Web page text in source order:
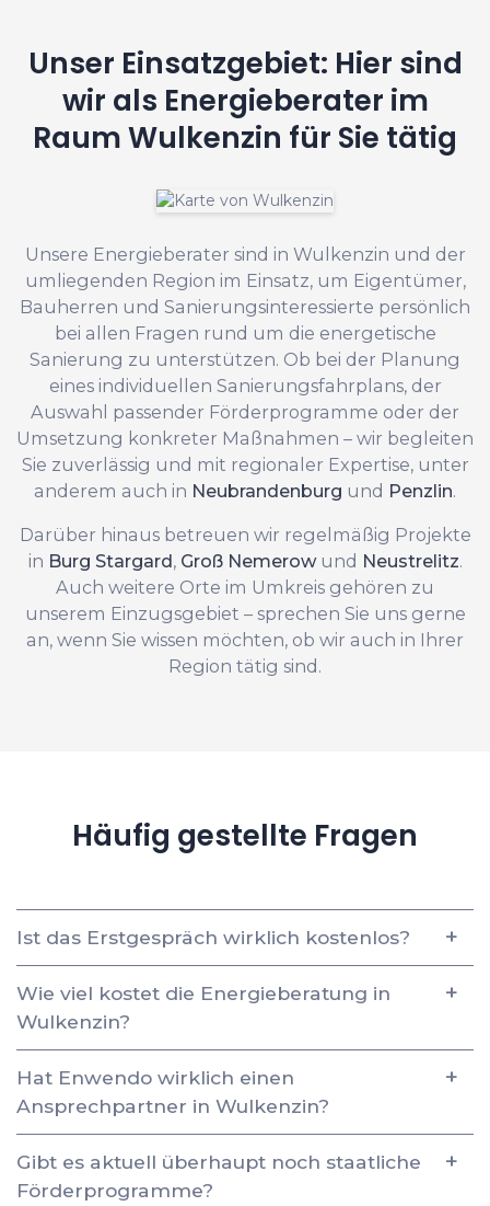
Unser Einsatzgebiet: Hier sind
wir als Energieberater im
Raum Wulkenzin für Sie tätig
Unsere Energieberater sind in Wulkenzin und der
umliegenden Region im Einsatz, um Eigentümer,
Bauherren und Sanierungsinteressierte persönlich
bei allen Fragen rund um die energetische
Sanierung zu unterstützen. Ob bei der Planung
eines individuellen Sanierungsfahrplans, der
Auswahl passender Förderprogramme oder der
Umsetzung konkreter Maßnahmen – wir begleiten
Sie zuverlässig und mit regionaler Expertise, unter
anderem auch in Neubrandenburg und Penzlin.
Darüber hinaus betreuen wir regelmäßig Projekte
in Burg Stargard, Groß Nemerowund Neustrelitz.
Auch weitere Orte im Umkreis gehören zu
unserem Einzugsgebiet – sprechen Sie uns gerne
an, wenn Sie wissen möchten, ob wir auch in Ihrer
Region tätig sind.
Häufig gestellte Fragen
Ist das Erstgespräch wirklich kostenlos?
Wie viel kostet die Energieberatung in
Wulkenzin?
Hat Enwendo wirklich einen
Ansprechpartner in Wulkenzin?
Gibt es aktuell überhaupt noch staatliche
Förderprogramme?